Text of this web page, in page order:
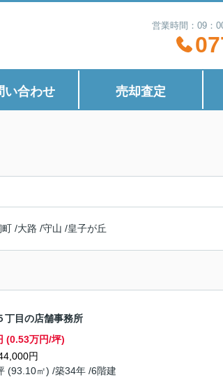
営業時間：09：
い合わせ 売却査定
町 /大路 /守山 /皇子が丘
丁目の店舗事務所
(0.53万円/坪)
円
(93.10㎡) /築34年 /6階建